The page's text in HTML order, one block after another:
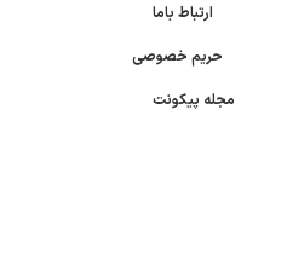
ارتباط باما
حریم خصوصی
مجله پیکونت